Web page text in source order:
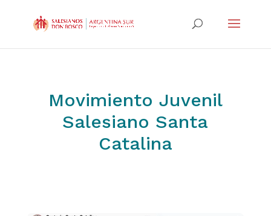
Movimiento Juvenil
Salesiano Santa
Catalina